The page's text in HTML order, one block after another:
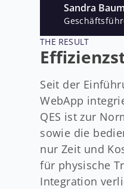
Sandra
THE RESULT
Seit der
WebApp
QES ist zur
sowie die
nur Zeit und
für physische
Integration